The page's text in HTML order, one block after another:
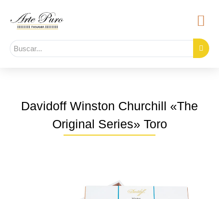
Davidoff Winston Churchill «The
Original Series» Toro